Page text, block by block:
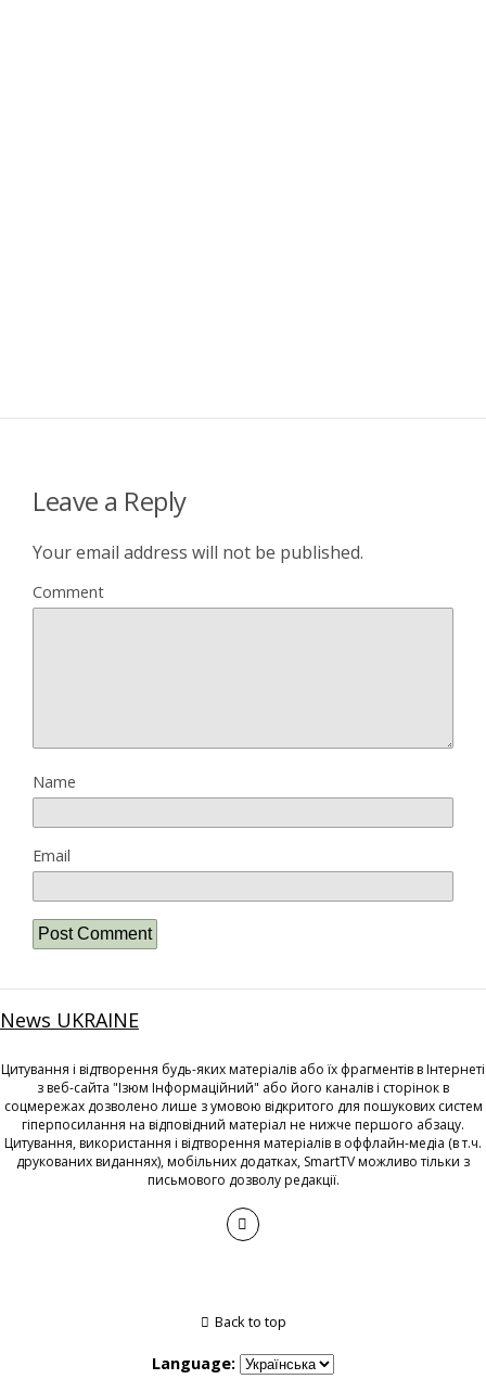
Leave a Reply
Your email address will not be published.
Comment
Name
Email
News UKRAINE
Цитування і відтворення будь-яких матеріалів або їх фрагментів в Інтернеті
з веб-сайта "Ізюм Інформаційний" або його каналів і сторінок в
соцмережах дозволено лише з умовою відкритого для пошукових систем
гіперпосилання на відповідний матеріал не нижче першого абзацу.
Цитування, використання і відтворення матеріалів в оффлайн-медіа (в т.ч.
друкованих виданнях), мобільних додатках, SmartTV можливо тільки з
письмового дозволу редакції.
Back to top
Language: